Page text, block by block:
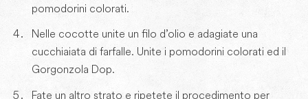
pomodorini colorati.
Nelle cocotte unite un filo d’olio e adagiate una
cucchiaiata di farfalle. Unite i pomodorini colorati ed il
Gorgonzola Dop.
Fate un altro strato e ripetete il procedimento per